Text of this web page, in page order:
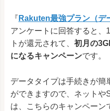
『 Rakuten最強プラン（デ
アンケートに回答すると、
トが還元されて、 初月の
になるキャンペーンです。
データタイプは手続きが簡
ができますので、ネットや
は、こちらのキャンペーン